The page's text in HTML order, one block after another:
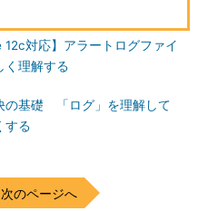
がないかを確認する
多過ぎるためにログスイッチの頻度が
、アーカイブ処理が追い付いていな
認する
間バッチの実行」など、あらかじめ更
。ただし、このメッセージの出力は「パ
マンスダウンの発生とイコールではな
12c対応】アラートログファイ
く理解する
の基礎 「ログ」を理解して
する
次のページへ